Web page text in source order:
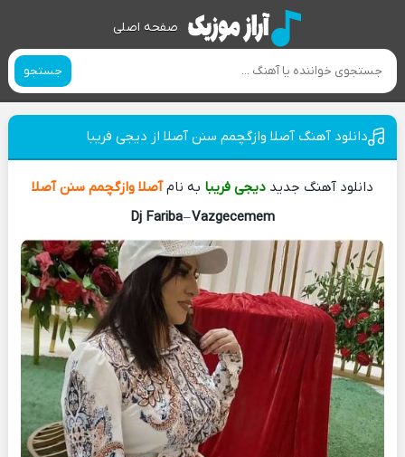
صفحه اصلی
جستجو
دانلود آهنگ آصلا وازگچمم سنن آصلا از دیجی فریبا
دانلود آهنگ جدید دیجی فریبا به نامآصلا وازگچمم سنن آصلا
Dj Fariba–Vazgecemem